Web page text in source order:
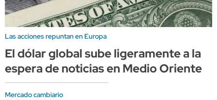
Las acciones repuntan en Europa
El dólar global sube ligeramente a la
espera de noticias en Medio Oriente
Mercado cambiario